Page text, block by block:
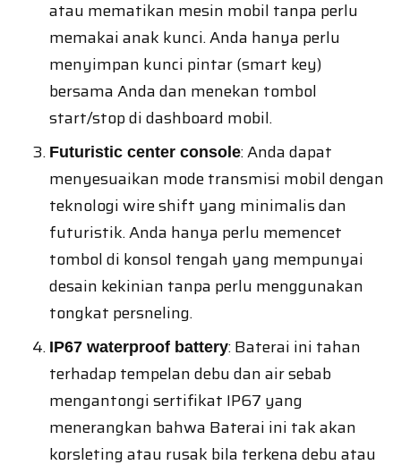
atau mematikan mesin mobil tanpa perlu
memakai anak kunci. Anda hanya perlu
menyimpan kunci pintar (smart key)
bersama Anda dan menekan tombol
start/stop di dashboard mobil.
Futuristic center console: Anda dapat
menyesuaikan mode transmisi mobil dengan
teknologi wire shift yang minimalis dan
futuristik. Anda hanya perlu memencet
tombol di konsol tengah yang mempunyai
desain kekinian tanpa perlu menggunakan
tongkat persneling.
IP67 waterproof battery: Baterai ini tahan
terhadap tempelan debu dan air sebab
mengantongi sertifikat IP67 yang
menerangkan bahwa Baterai ini tak akan
korsleting atau rusak bila terkena debu atau